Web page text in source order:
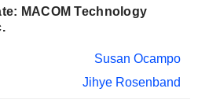
MACOM Technology
Susan Ocampo
Jihye Rosenband